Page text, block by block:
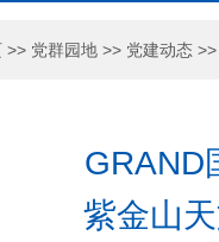
>> 党群园地>> 党建动态>>
GRAND
紫金山